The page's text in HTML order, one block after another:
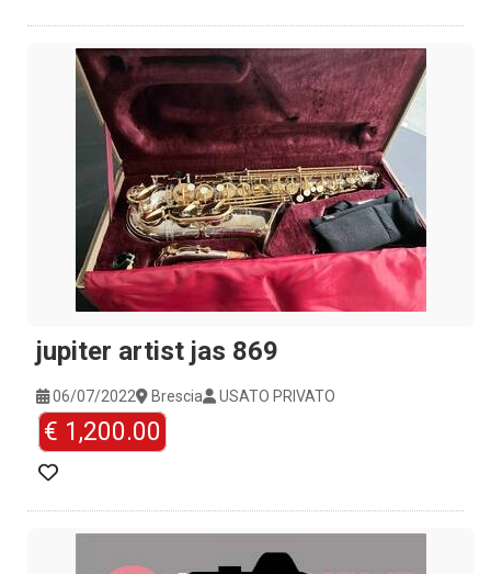
jupiter artist jas 869
06/07/2022 Brescia USATO PRIVATO
€ 1,200.00